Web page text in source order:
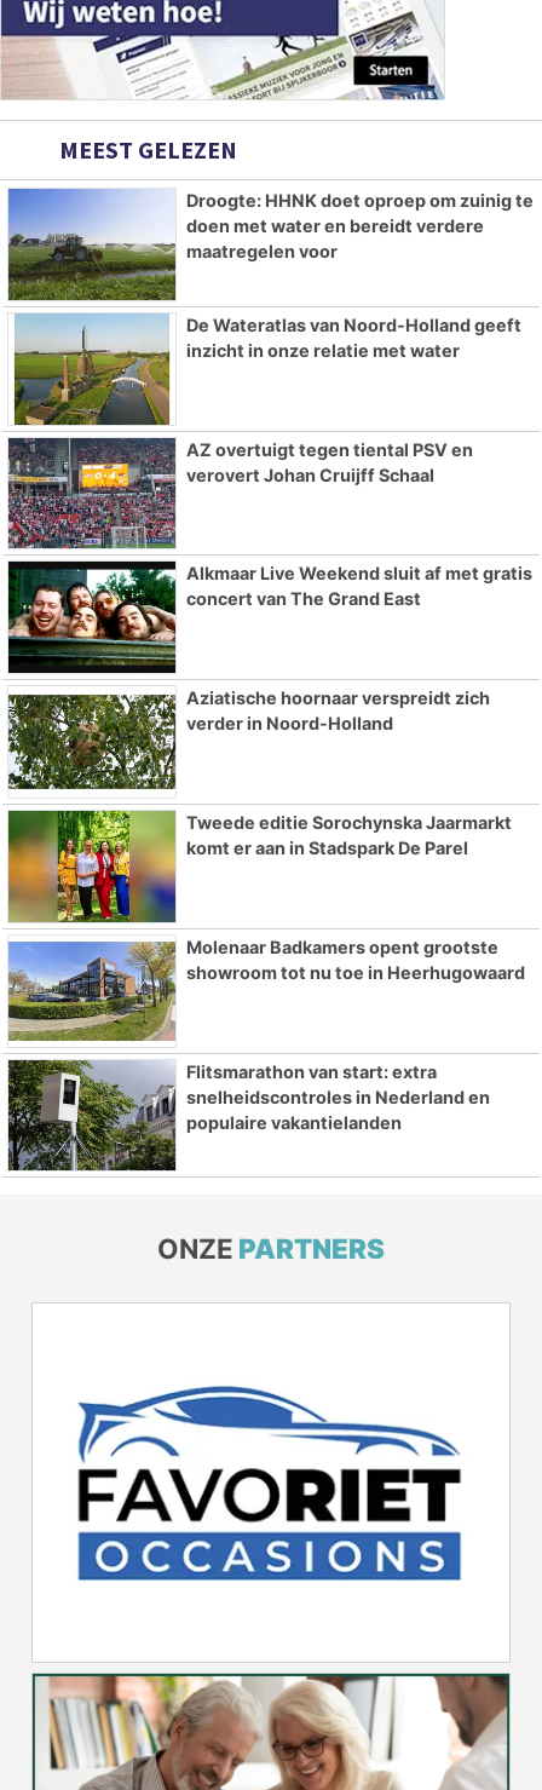
MEEST GELEZEN
Droogte: HHNK doet oproep om zuinig te
doen met water en bereidt verdere
maatregelen voor
De Wateratlas van Noord-Holland geeft
inzicht in onze relatie met water
AZ overtuigt tegen tiental PSV en
verovert Johan Cruijff Schaal
Alkmaar Live Weekend sluit af met gratis
concert van The Grand East
Aziatische hoornaar verspreidt zich
verder in Noord-Holland
Tweede editie Sorochynska Jaarmarkt
komt er aan in Stadspark De Parel
Molenaar Badkamers opent grootste
showroom tot nu toe in Heerhugowaard
Flitsmarathon van start: extra
snelheidscontroles in Nederland en
populaire vakantielanden
ONZE PARTNERS